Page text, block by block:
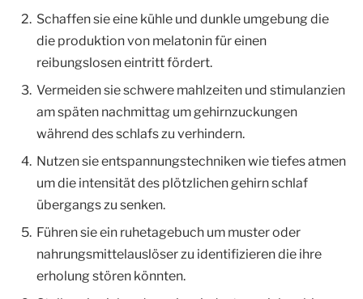
Schaffen sie eine kühle und dunkle umgebung die
die produktion von melatonin für einen
reibungslosen eintritt fördert.
Vermeiden sie schwere mahlzeiten und stimulanzien
am späten nachmittag um gehirnzuckungen
während des schlafs zu verhindern.
Nutzen sie entspannungstechniken wie tiefes atmen
um die intensität des plötzlichen gehirn schlaf
übergangs zu senken.
Führen sie ein ruhetagebuch um muster oder
nahrungsmittelauslöser zu identifizieren die ihre
erholung stören könnten.